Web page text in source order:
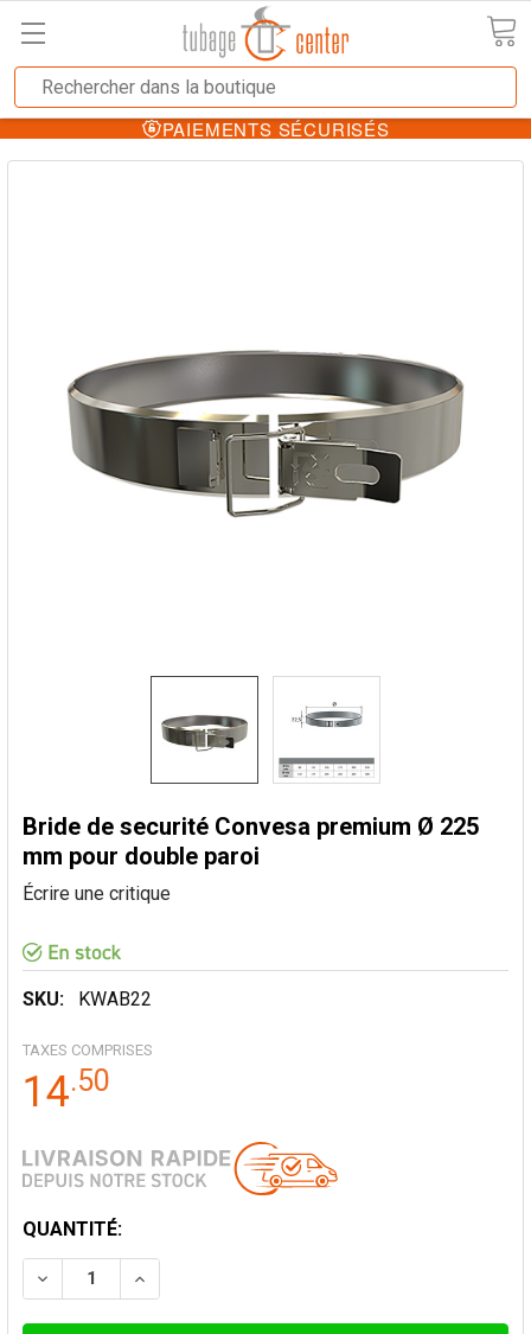
PAIEMENTS SÉCURISÉS
Bride de securité Convesa premium Ø 225
mm pour double paroi
Écrire une critique
SKU: KWAB22
TAXES COMPRISES
14.50
STOCK
ACTUEL:
QUANTITÉ:
DIMINUER LA QUANTITÉ DE BRIDE DE SECURITÉ
AUGMENTER LA QUANTITÉ DE BRIDE DE